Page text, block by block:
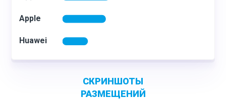
СКРИНШОТЫ
РАЗМЕЩЕНИЙ